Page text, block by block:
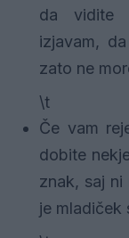
da vidite
izjavam,
zato ne
\t
Če vam
dobite
znak, saj ni
je mladiček